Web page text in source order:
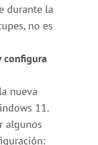
durante la
no es
configura
nueva
11.
algunos